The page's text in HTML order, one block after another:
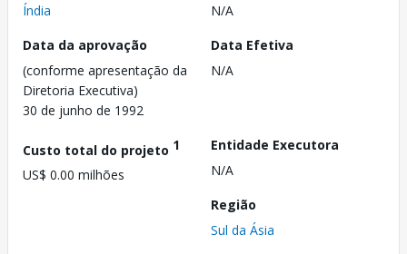
Índia
N/A
Data da aprovação
(conforme apresentação da
Diretoria Executiva)
30 de junho de 1992
Data Efetiva
N/A
Custo total do projeto 1
US$ 0.00 milhões
Entidade Executora
N/A
Região
Sul da Ásia